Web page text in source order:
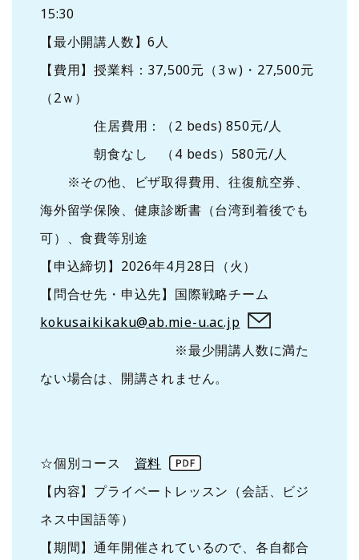
15:30
【最小開講人数】6人
【費用】授業料：37,500元（3ｗ)・27,500元
（2ｗ）
住居費用：（2 beds) 850元/人
朝食なし （4 beds）580元/人
※その他、ビザ取得費用、往復航空券、
海外留学保険、健康診断書（台湾到着後でも
可）、食費等別途
【申込締切】2026年4月28日（火）
【問合せ先・申込先】国際戦略チーム
kokusaikikaku@ab.mie-u.ac.jp
※最少開講人数に満た
ない場合は、開講されません。
☆個別コース 資料
【内容】プライベートレッスン（会話、ビジ
ネス中国語等）
【期間】通年開催されているので、各自都合